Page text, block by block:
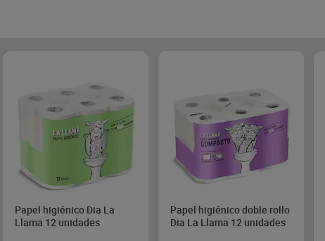
Papel higiénico Dia La
Llama 12 unidades
Papel higiénico doble rollo
Dia La Llama 12 unidades